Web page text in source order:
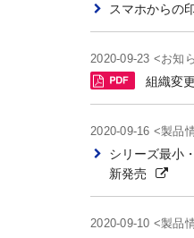
スマホからの
2020-09-23 <お知
組織変
2020-09-16 <製品
シリーズ最小
新発売
2020-09-10 <製品